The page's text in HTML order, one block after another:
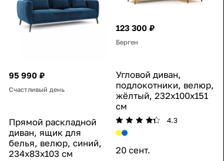
95 990 ₽
Счастливый день
Прямой раскладной
диван, ящик для
белья, велюр, синий,
234x83x103 см
123 300 ₽
Берген
Угловой диван,
подлокотники, велюр,
жёлтый, 232x100x151
см
4.3
20 сент.